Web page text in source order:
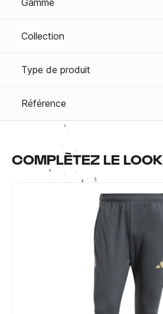
Gamme
Collection
Type de produit
Référence
COMPLÈTEZ LE LOOK